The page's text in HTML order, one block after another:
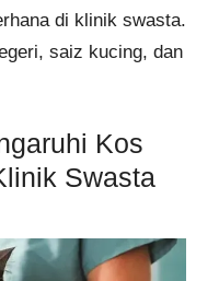
di klinik swasta.
saiz kucing, dan
Kos
Swasta